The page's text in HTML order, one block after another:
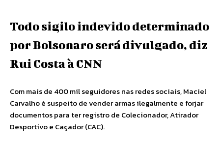
Todo sigilo indevido determinado
por Bolsonaro será divulgado, diz
Rui Costa à CNN
Com mais de 400 mil seguidores nas redes sociais, Maciel
Carvalho é suspeito de vender armas ilegalmente e forjar
documentos para ter registro de Colecionador, Atirador
Desportivo e Caçador (CAC).